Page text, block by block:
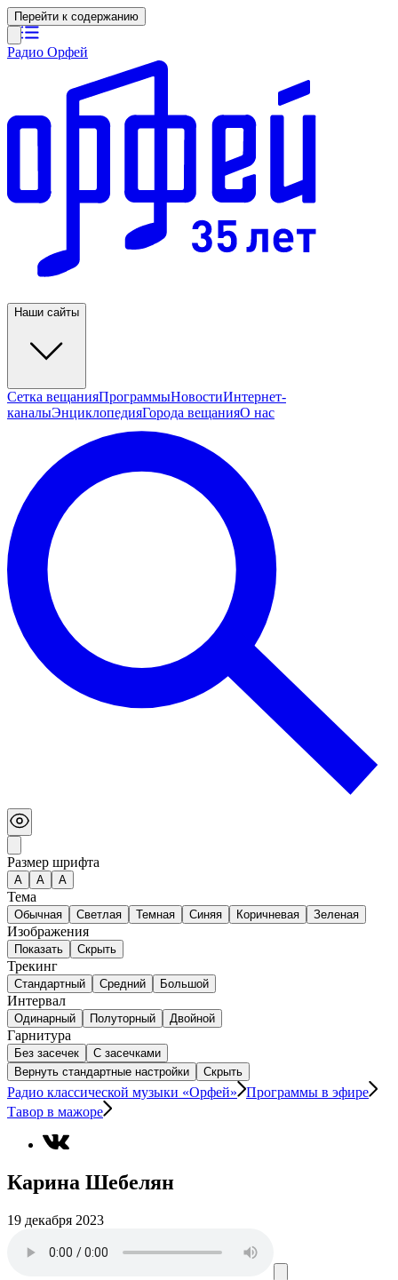
Перейти к содержанию
Радио Орфей
Наши сайты
Сетка вещанияПрограммыНовостиИнтернет-
каналыЭнциклопедияГорода вещанияО нас
Размер шрифта
А A A
Тема
Обычная Светлая Темная Синяя Коричневая Зеленая
Изображения
Показать Скрыть
Трекинг
Стандартный Средний Большой
Интервал
Одинарный Полуторный Двойной
Гарнитура
Без засечек
С засечками
Вернуть стандартные настройки
Скрыть
Радио классической музыки «Орфей»
Программы в эфире
Тавор в мажоре
Карина Шебелян
19 декабря 2023